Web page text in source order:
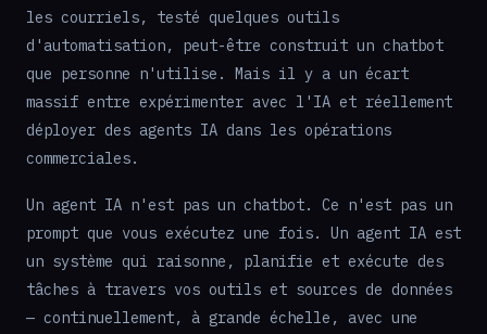
les courriels, testé quelques outils
d'automatisation, peut-être construit un chatbot
que personne n'utilise. Mais il y a un écart
massif entre expérimenter avec l'IA et réellement
déployer des agents IA dans les opérations
commerciales.
Un agent IA n'est pas un chatbot. Ce n'est pas un
prompt que vous exécutez une fois. Un agent IA est
un système qui raisonne, planifie et exécute des
tâches à travers vos outils et sources de données
— continuellement, à grande échelle, avec une